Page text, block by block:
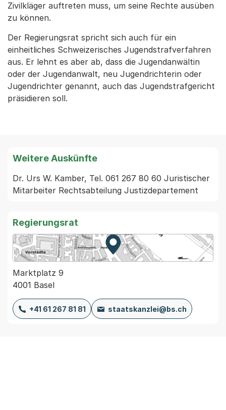
Zivilkläger auftreten muss, um seine Rechte ausüben
zu können.
Der Regierungsrat spricht sich auch für ein
einheitliches Schweizerisches Jugendstrafverfahren
aus. Er lehnt es aber ab, dass die Jugendanwältin
oder der Jugendanwalt, neu Jugendrichterin oder
Jugendrichter genannt, auch das Jugendstrafgericht
präsidieren soll.
Weitere Auskünfte
Dr. Urs W. Kamber, Tel. 061 267 80 60 Juristischer
Mitarbeiter Rechtsabteilung Justizdepartement
Regierungsrat
Zur Karte von MapBS.
Externer Link, wird in einem
Marktplatz 9
4001 Basel
+41 61 267 81 81 staatskanzlei@bs.ch